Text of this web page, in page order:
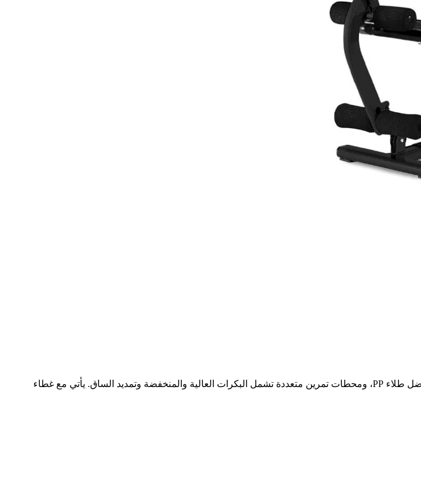
جهاز رياضي متعدد الاستخدامات من فولكس جيم، يتميز بمكدس أوزان 150 رطلاً، وتشغيل صامت بفضل طلاء PP، ومحطات تمرين متعددة تشمل البكرات العالية والمنخفضة وتمديد الساق. يأتي مع غطاء